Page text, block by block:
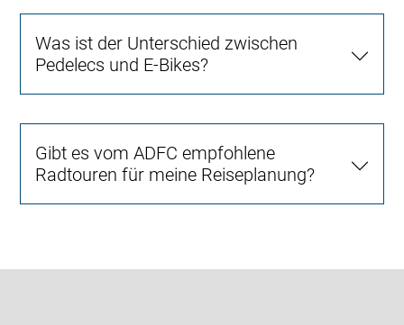
Was ist der Unterschied zwischen
Pedelecs und E-Bikes?
Gibt es vom ADFC empfohlene
Radtouren für meine Reiseplanung?